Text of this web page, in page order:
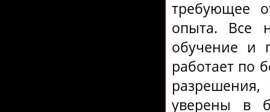
требующее
опыта. Все
обучение и
работает по
уверены в